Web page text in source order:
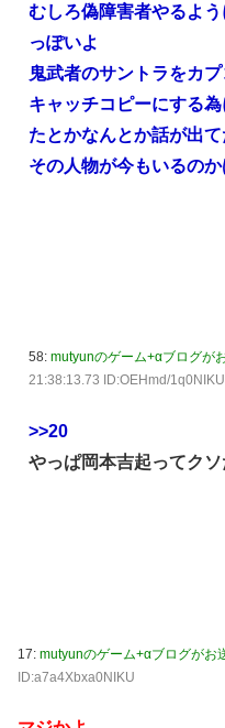
むしろ偽障害者やるよ
っぽいよ
鬼武者のサントラをカ
キャッチコピーにする
たとかなんとか話が出て
その人物が今もいるの
58: mutyunのゲーム+αブログが
21:38:13.73 ID:OEHmd/1q0NIKU
>>20
やっぱ岡本吉起ってク
17: mutyunのゲーム+αブログがお
ID:a7a4Xbxa0NIKU